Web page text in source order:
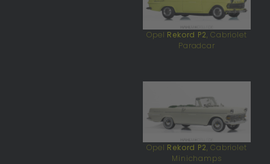
Opel Rekord P2, Cabriolet
Paradcar
Opel Rekord P2, Cabriolet
Minichamps